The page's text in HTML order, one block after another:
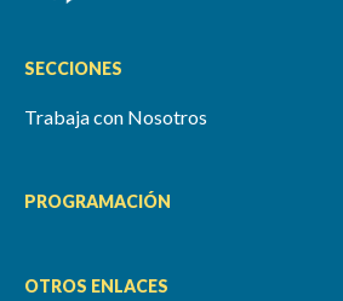
SECCIONES
Trabaja con Nosotros
PROGRAMACIÓN
OTROS ENLACES